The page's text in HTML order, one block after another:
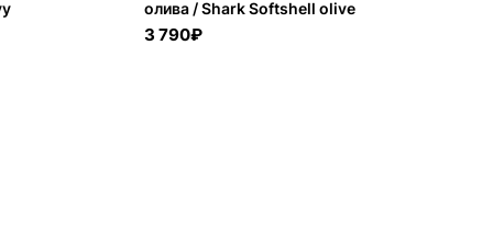
олива / Shark Softshell olive
3 790₽